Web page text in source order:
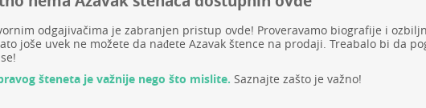
odgajivačima je zabranjen pristup ovde! Proveravamo biografije i
joše uvek ne možete da nađete Azavak štence na prodaji. Treabalo bi da
šteneta je važnije nego što mislite. Saznajte zašto je važno!